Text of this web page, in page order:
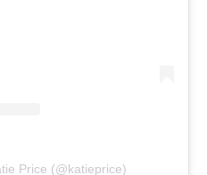
Price (@katieprice)